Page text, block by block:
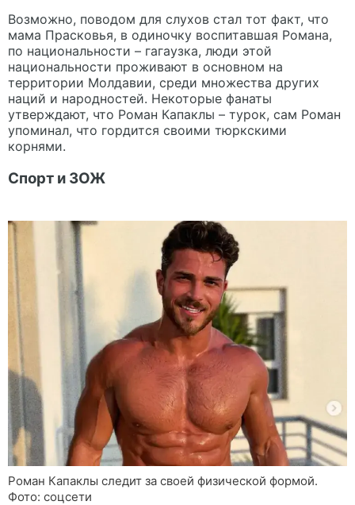
Возможно, поводом для слухов стал тот факт, что
мама Прасковья, в одиночку воспитавшая Романа,
по национальности – гагаузка, люди этой
национальности проживают в основном на
территории Молдавии, среди множества других
наций и народностей. Некоторые фанаты
утверждают, что Роман Капаклы – турок, сам Роман
упоминал, что гордится своими тюркскими
корнями.
Спорт и ЗОЖ
Роман Капаклы следит за своей физической формой.
Фото: соцсети